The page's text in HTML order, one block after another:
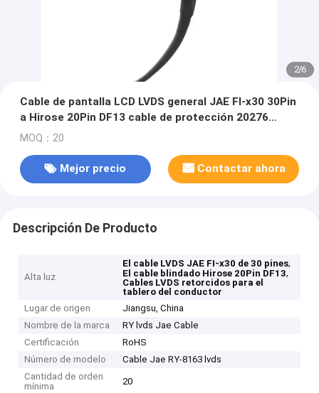
2/6
Cable de pantalla LCD LVDS general JAE FI-x30 30Pin
a Hirose 20Pin DF13 cable de protección 20276
retorcido para la placa del conductor
MOQ：20
Mejor precio Contactar ahora
Descripción De Producto
Alta luz
El cable LVDS JAE FI-x30 de 30 pines,
El cable blindado Hirose 20Pin DF13,
Cables LVDS retorcidos para el
tablero del conductor
Lugar de origen
Jiangsu, China
Nombre de la marca
RY lvds Jae Cable
Certificación
RoHS
Número de modelo
Cable Jae RY-8163 lvds
Cantidad de orden
mínima
20